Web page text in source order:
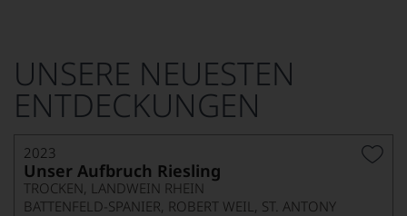
UNSERE NEUESTEN
ENTDECKUNGEN
2023
Unser Aufbruch Riesling
TROCKEN, LANDWEIN RHEIN
BATTENFELD-SPANIER, ROBERT WEIL, ST. ANTONY